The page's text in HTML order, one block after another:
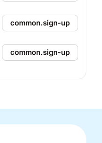
common.sign-up
common.sign-up